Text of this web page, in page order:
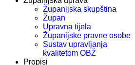
Županijska skupština
Župan
Upravna tijela
Županijske pravne osobe
Sustav upravljanja
kvalitetom OBŽ
Propisi